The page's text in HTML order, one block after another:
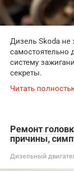
Дизель Skoda не
самостоятельно
систему
секреты.
Читать
Ремонт
причины,
Дизельный